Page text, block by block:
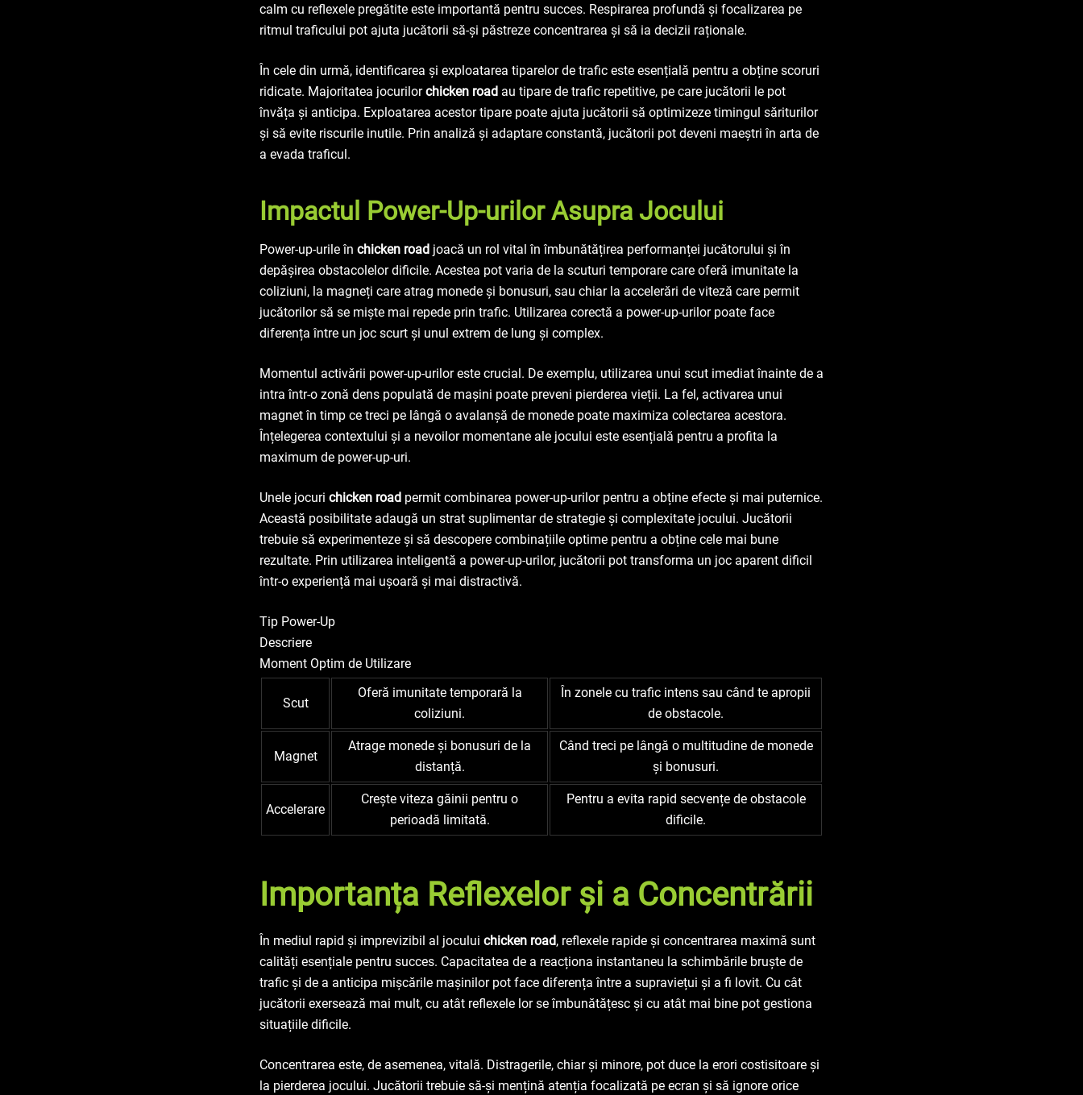
calm cu reflexele pregătite este importantă pentru succes. Respirarea profundă și focalizarea pe
ritmul traficului pot ajuta jucătorii să-și păstreze concentrarea și să ia decizii raționale.
În cele din urmă, identificarea și exploatarea tiparelor de trafic este esențială pentru a obține scoruri
ridicate. Majoritatea jocurilorchicken road au tipare de trafic repetitive, pe care jucătorii le pot
învăța și anticipa. Exploatarea acestor tipare poate ajuta jucătorii să optimizeze timingul săriturilor
și să evite riscurile inutile. Prin analiză și adaptare constantă, jucătorii pot deveni maeștri în arta de
a evada traficul.
Impactul Power-Up-urilor Asupra Jocului
Power-up-urile în chicken road joacă un rol vital în îmbunătățirea performanței jucătorului și în
depășirea obstacolelor dificile. Acestea pot varia de la scuturi temporare care oferă imunitate la
coliziuni, la magneți care atrag monede și bonusuri, sau chiar la accelerări de viteză care permit
jucătorilor să se miște mai repede prin trafic. Utilizarea corectă a power-up-urilor poate face
diferența între un joc scurt și unul extrem de lung și complex.
Momentul activării power-up-urilor este crucial. De exemplu, utilizarea unui scut imediat înainte de a
intra într-o zonă dens populată de mașini poate preveni pierderea vieții. La fel, activarea unui
magnet în timp ce treci pe lângă o avalanșă de monede poate maximiza colectarea acestora.
Înțelegerea contextului și a nevoilor momentane ale jocului este esențială pentru a profita la
maximum de power-up-uri.
Unele jocuri chicken road permit combinarea power-up-urilor pentru a obține efecte și mai puternice.
Această posibilitate adaugă un strat suplimentar de strategie și complexitate jocului. Jucătorii
trebuie să experimenteze și să descopere combinațiile optime pentru a obține cele mai bune
rezultate. Prin utilizarea inteligentă a power-up-urilor, jucătorii pot transforma un joc aparent dificil
într-o experiență mai ușoară și mai distractivă.
Tip Power-Up
Descriere
Moment Optim de Utilizare
Scut
Oferă imunitate temporară la
coliziuni.
În zonele cu trafic intens sau când te apropii
de obstacole.
Magnet
Atrage monede și bonusuri de la
distanță.
Când treci pe lângă o multitudine de monede
și bonusuri.
Accelerare
Crește viteza găinii pentru o
perioadă limitată.
Pentru a evita rapid secvențe de obstacole
dificile.
Importanța Reflexelor și a Concentrării
În mediul rapid și imprevizibil al jocului chicken road, reflexele rapide și concentrarea maximă sunt
calități esențiale pentru succes. Capacitatea de a reacționa instantaneu la schimbările bruște de
trafic și de a anticipa mișcările mașinilor pot face diferența între a supraviețui și a fi lovit. Cu cât
jucătorii exersează mai mult, cu atât reflexele lor se îmbunătățesc și cu atât mai bine pot gestiona
situațiile dificile.
Concentrarea este, de asemenea, vitală. Distragerile, chiar și minore, pot duce la erori costisitoare și
la pierderea jocului. Jucătorii trebuie să-și mențină atenția focalizată pe ecran și să ignore orice